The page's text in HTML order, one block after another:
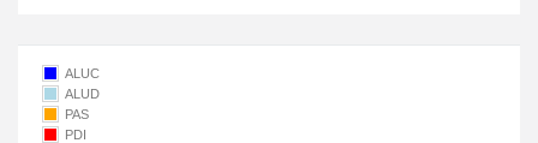
ALUC
ALUD
PAS
PDI